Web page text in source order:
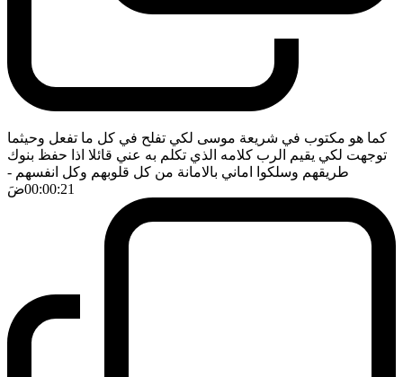
كما هو مكتوب في شريعة موسى لكي تفلح في كل ما تفعل وحيثما
توجهت لكي يقيم الرب كلامه الذي تكلم به عني قائلا اذا حفظ بنوك
طريقهم وسلكوا اماني بالامانة من كل قلوبهم وكل انفسهم -
00:00:21ضَ